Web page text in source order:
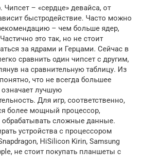
Чипсет – «сердце» девайса, от
быстродействие. Часто можно
– чем больше ядер,
это так, но не стоит
за ядрами и Герцами. Сейчас в
сравнить один чипсет с другим,
на сравнительную таблицу. Из
что не всегда большее
лучшую
Для игр, соответственно,
более мощный процессор,
сложные данные.
устройства с процессором
HiSilicon Kirin, Samsung
не стоит покупать планшеты с